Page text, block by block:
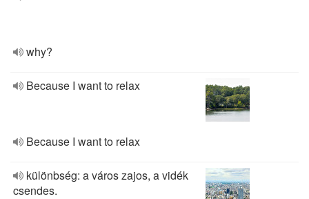
why?
Because I want to relax
Because I want to relax
különbség: a város zajos, a vidék
csendes.